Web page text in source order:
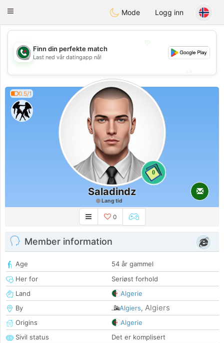
Weshrak
Toggle
Mode Logg inn
💖
💕
Finn din perfekte match
Last ned vår datingapp nå!
0.5/1
0
Saladindz
Lang tid
0
Member information
Age
54 år gammel
Her for
Seriøst forhold
Land
Algerie
By
Algiers, Algiers
Origins
Algerie
Sivil status
Det er komplisert